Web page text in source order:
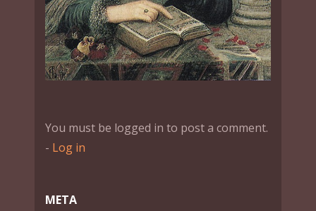
You must be logged in to post a comment.
- Log in
МЕТА